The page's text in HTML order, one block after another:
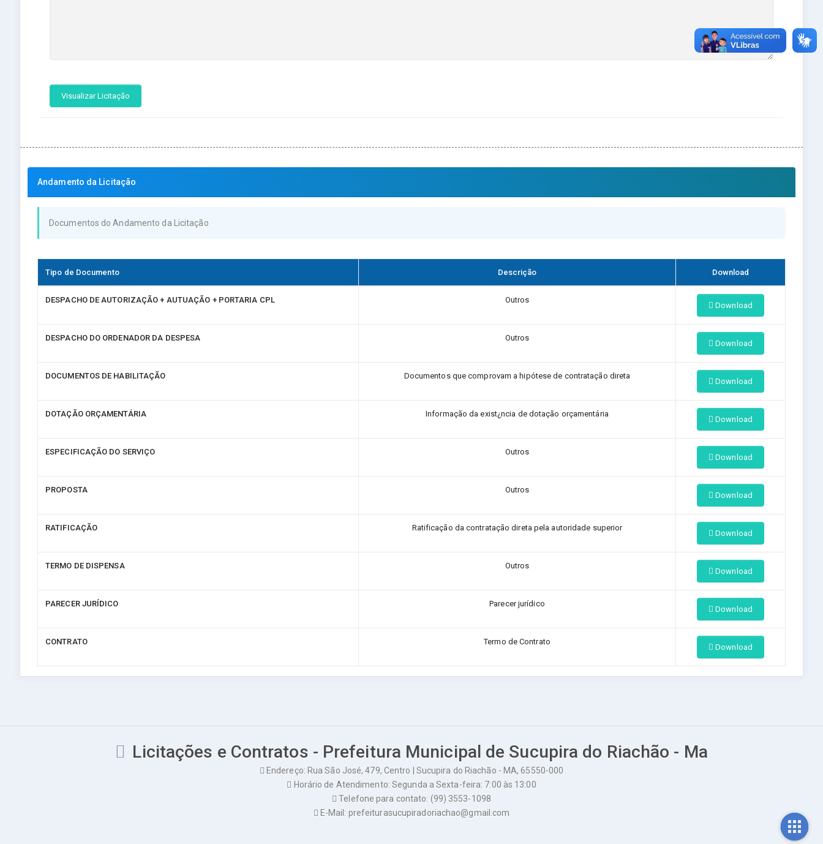
Visualizar Licitação
Andamento da Licitação
Documentos do Andamento da Licitação
Tipo de Documento Descrição Download
DESPACHO DE AUTORIZAÇÃO + AUTUAÇÃO + PORTARIA CPL Outros
Download
DESPACHO DO ORDENADOR DA DESPESA Outros
Download
DOCUMENTOS DE HABILITAÇÃO Documentos que comprovam a hipótese de contratação direta
Download
DOTAÇÃO ORÇAMENTÁRIA Informação da exist¿ncia de dotação orçamentária
Download
ESPECIFICAÇÃO DO SERVIÇO Outros
Download
PROPOSTA Outros
Download
RATIFICAÇÃO Ratificação da contratação direta pela autoridade superior
Download
TERMO DE DISPENSA Outros
Download
PARECER JURÍDICO Parecer jurídico
Download
CONTRATO Termo de Contrato
Download
Licitações e Contratos - Prefeitura Municipal de Sucupira do Riachão - Ma
Endereço: Rua São José, 479, Centro | Sucupira do Riachão - MA, 65550-000
Horário de Atendimento: Segunda a Sexta-feira: 7:00 às 13:00
Telefone para contato: (99) 3553-1098
E-Mail: prefeiturasucupiradoriachao@gmail.com